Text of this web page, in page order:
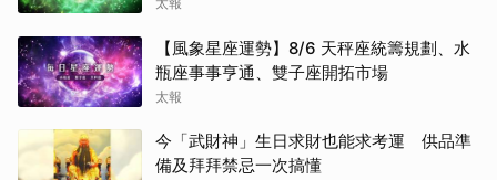
【風象星座運勢】8/6 天秤座統籌規劃、水
瓶座事事亨通、雙子座開拓市場
太報
今「武財神」生日求財也能求考運 供品準
備及拜拜禁忌一次搞懂